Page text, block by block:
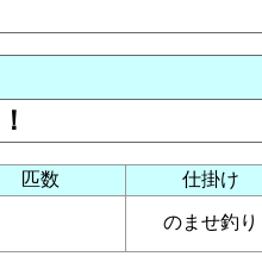
匹数 仕掛け
のませ釣り